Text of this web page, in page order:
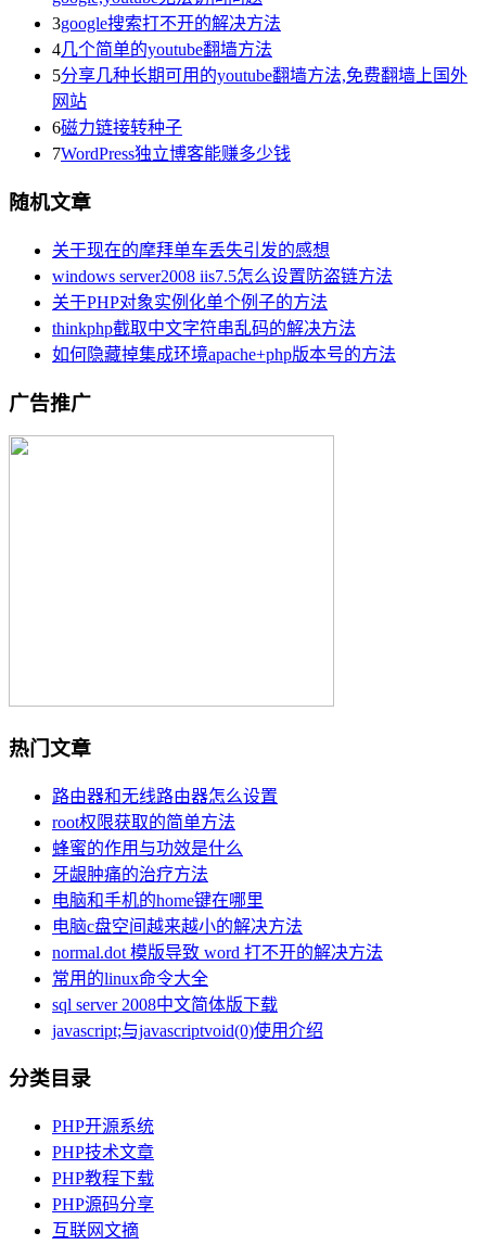
3google搜索打不开的解决方法
4几个简单的youtube翻墙方法
5分享几种长期可用的youtube翻墙方法,免费翻墙上国外
网站
6磁力链接转种子
7WordPress独立博客能赚多少钱
随机文章
关于现在的摩拜单车丢失引发的感想
windows server2008 iis7.5怎么设置防盗链方法
关于PHP对象实例化单个例子的方法
thinkphp截取中文字符串乱码的解决方法
如何隐藏掉集成环境apache+php版本号的方法
广告推广
热门文章
路由器和无线路由器怎么设置
root权限获取的简单方法
蜂蜜的作用与功效是什么
牙龈肿痛的治疗方法
电脑和手机的home键在哪里
电脑c盘空间越来越小的解决方法
normal.dot 模版导致 word 打不开的解决方法
常用的linux命令大全
sql server 2008中文简体版下载
javascript;与javascriptvoid(0)使用介绍
分类目录
PHP开源系统
PHP技术文章
PHP教程下载
PHP源码分享
互联网文摘